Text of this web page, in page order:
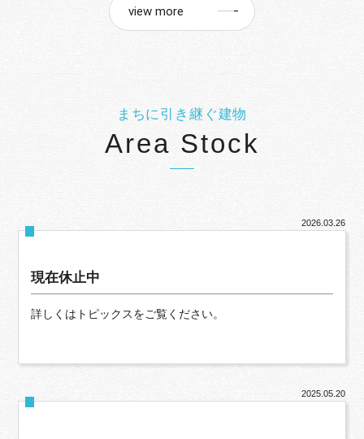
view more
まちに引き継ぐ建物
Area Stock
2026.03.26
現在休止中
詳しくはトピックスをご覧ください。
2025.05.20